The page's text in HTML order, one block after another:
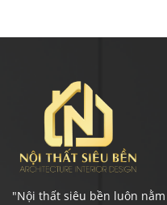
"Nội thất siêu bền luôn